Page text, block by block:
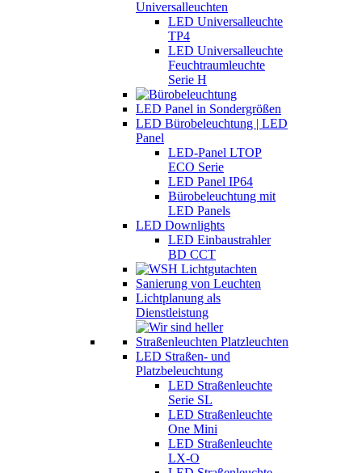
Universalleuchten
LED Universalleuchte
TP4
LED Universalleuchte
Feuchtraumleuchte
Serie H
LED Panel in Sondergrößen
LED Bürobeleuchtung | LED
Panel
LED-Panel LTOP
ECO Serie
LED Panel IP64
Bürobeleuchtung mit
LED Panels
LED Downlights
LED Einbaustrahler
BD CCT
Sanierung von Leuchten
Lichtplanung als
Dienstleistung
LED Straßen- und
Platzbeleuchtung
LED Straßenleuchte
Serie SL
LED Straßenleuchte
One Mini
LED Straßenleuchte
LX-O